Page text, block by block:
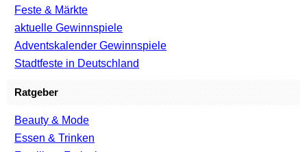
Feste & Märkte
aktuelle Gewinnspiele
Adventskalender Gewinnspiele
Stadtfeste in Deutschland
Ratgeber
Beauty & Mode
Essen & Trinken